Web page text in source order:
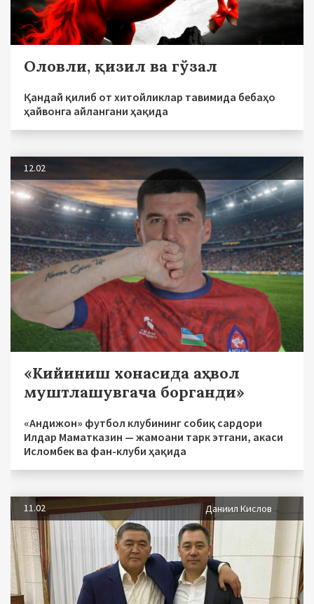
Оловли, қизил ва гўзал
Қандай қилиб от хитойликлар тавимида бебаҳо
ҳайвонга айлангани ҳақида
12.02
«Кийиниш хонасида аҳвол
муштлашувгача борганди»
«Андижон» футбол клубининг собиқ сардори
Илдар Маматказин — жамоани тарк этгани, акаси
Исломбек ва фан-клуби ҳақида
11.02 Даниил Кислов